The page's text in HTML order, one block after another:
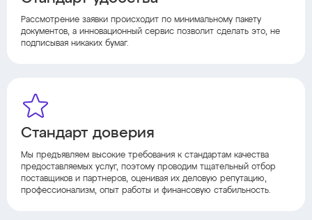
Рассмотрение заявки происходит по минимальному пакету
документов, а инновационный сервис позволит сделать это, не
подписывая никаких бумаг.
Стандарт доверия
Мы предъявляем высокие требования к стандартам качества
предоставляемых услуг, поэтому проводим тщательный отбор
поставщиков и партнеров, оценивая их деловую репутацию,
профессионализм, опыт работы и финансовую стабильность.